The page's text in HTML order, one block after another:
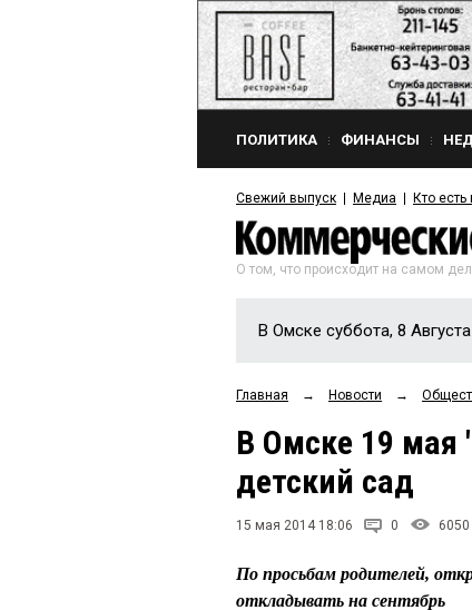
ПОЛИТИКА ФИНАНСЫ
Свежий выпуск Медиа Кто есть
О том, что происходит на самом
В Омске суббота, 8 Августа
Главная → Новости →
В Омске 19 мая
детский сад
15 мая 2014 18:06 0 6050
По просьбам родителей,
откладывать на сентябрь